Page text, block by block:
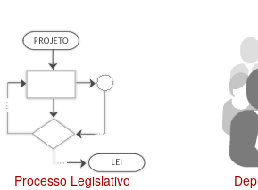
Deputados Estaduais